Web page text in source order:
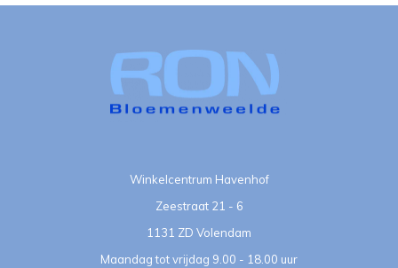
Winkelcentrum Havenhof
Zeestraat 21 - 6
1131 ZD Volendam
Maandag tot vrijdag 9.00 - 18.00 uur